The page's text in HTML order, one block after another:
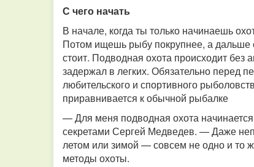
С чего начать
В начале, когда ты только начинаешь
Потом ищешь рыбу покрупнее, а дальше
стоит. Подводная охота происходит без
задержал в легких. Обязательно перед
любительского и спортивного
приравнивается к обычной рыбалке
— Для меня подводная охота
секретами Сергей Медведев. — Даже
летом или зимой — совсем не одно и то
методы охоты.